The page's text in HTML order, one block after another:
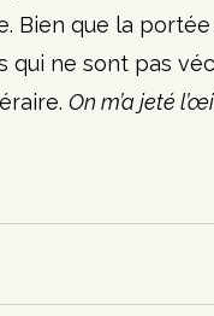
Bien que la
qui ne sont pas
On m’a jeté